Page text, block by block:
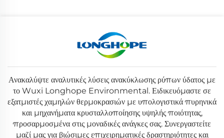
Ανακαλύψτε αναλυτικές λύσεις ανακύκλωσης ρύπων ύδατος με
το Wuxi Longhope Environmental. Ειδικευόμαστε σε
εξατμιστές χαμηλών θερμοκρασιών με υπολογιστικά πυρηνικά
και μηχανήματα κρυσταλλοποίησης υψηλής ποιότητας,
προσαρμοσμένα στις μοναδικές ανάγκες σας. Συνεργαστείτε
μαζί μας για βιώσιμες επιχειρηματικές δραστηριότητες και